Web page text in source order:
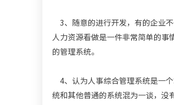
3、随意的进行开发，有的企业
人力资源看做是一件非常简单的
的管理系统。
4、认为人事综合管理系统是一
统和其他普通的系统混为一谈，没